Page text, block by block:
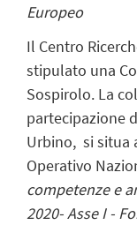
Europeo
Il Centro
stipulato una
Sospirolo. La
partecipazione
Urbino, si situa
Operativo
competenze e
2020- Asse I -